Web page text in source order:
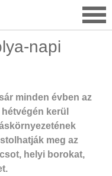
napi
minden évben az
kerül
meg az
helyi borokat,